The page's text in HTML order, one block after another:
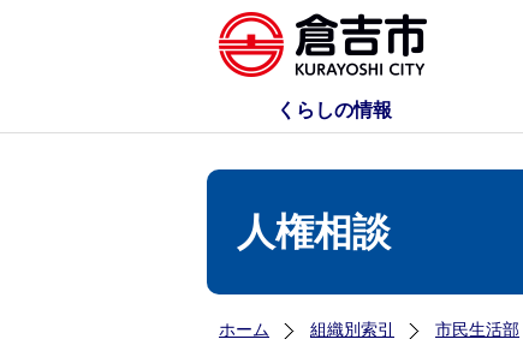
くらしの情報
人権相談
ホーム 組織別索引 市民生活部